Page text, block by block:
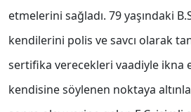
etmelerini sağladı. 79 yaşındaki
kendilerini polis ve savcı olarak
sertifika verecekleri vaadiyle ikna
kendisine söylenen noktaya